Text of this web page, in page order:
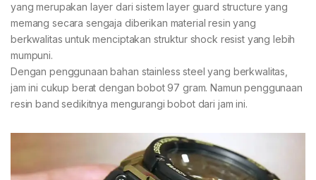
yang merupakan layer dari sistem layer guard structure yang
memang secara sengaja diberikan material resin yang
berkwalitas untuk menciptakan struktur shock resist yang lebih
mumpuni.
Dengan penggunaan bahan stainless steel yang berkwalitas,
jam ini cukup berat dengan bobot 97 gram. Namun penggunaan
resin band sedikitnya mengurangi bobot dari jam ini.